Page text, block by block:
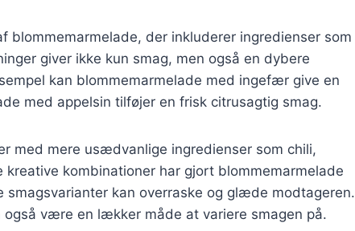
blommemarmelade, der inkluderer ingredienser som
giver ikke kun smag, men også en dybere
kan blommemarmelade med ingefær give en
med appelsin tilføjer en frisk citrusagtig smag.
med mere usædvanlige ingredienser som chili,
kombinationer har gjort blommemarmelade
kan overraske og glæde modtageren.
være en lækker måde at variere smagen på.